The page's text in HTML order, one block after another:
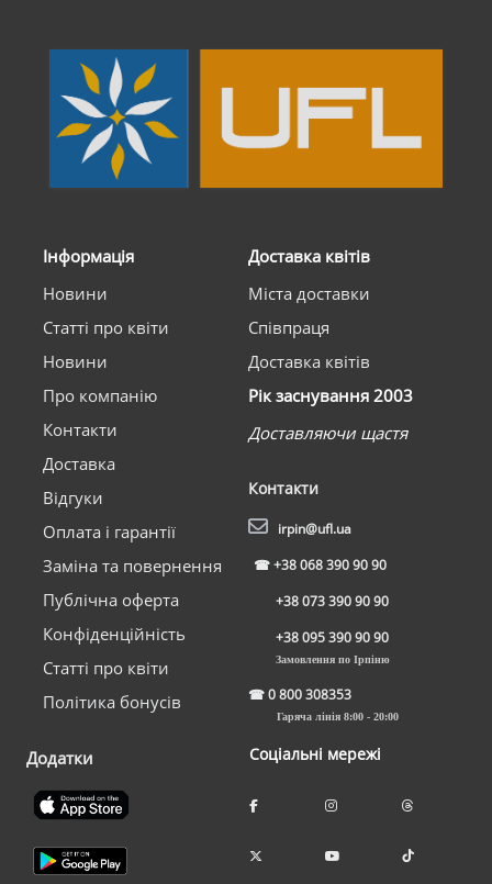
Інформація
Новини
Статті про квіти
Новини
Про компанію
Контакти
Доставка
Відгуки
Оплата і гарантії
Заміна та повернення
Публічна оферта
Конфіденційність
Статті про квіти
Політика бонусів
Додатки
Доставка квітів
Міста доставки
Співпраця
Доставка квітів
Рік заснування 2003
Доставляючи щастя
Контакти
irpin@ufl.ua
☎+38 068 390 90 90
+38 073 390 90 90
+38 095 390 90 90
Замовлення по Ірпіню
☎0 800 308353
Гаряча лінія 8:00 - 20:00
Соціальні мережі